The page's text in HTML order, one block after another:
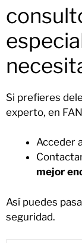
Si prefieres
experto, en
Acceder
mejor
Así puedes
seguridad.